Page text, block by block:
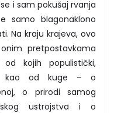
i sam pokušaj rvanja
samo blagonaklono
Na kraju krajeva, ovo
pretpostavkama
kojih populistički,
kao od kuge – o
o prirodi samog
ustrojstva i o